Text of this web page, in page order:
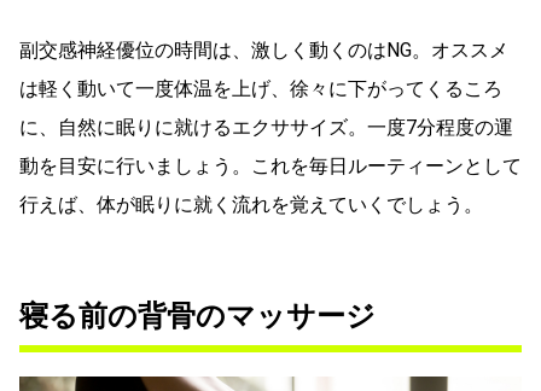
副交感神経優位の時間は、激しく動くのはNG。オススメ
は軽く動いて一度体温を上げ、徐々に下がってくるころ
に、自然に眠りに就けるエクササイズ。一度7分程度の運
動を目安に行いましょう。これを毎日ルーティーンとして
行えば、体が眠りに就く流れを覚えていくでしょう。
寝る前の背骨のマッサージ